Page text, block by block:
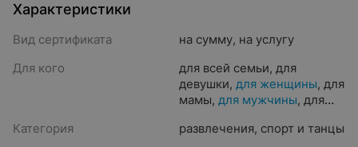
Характеристики
Вид сертификата на сумму, на услугу
Для кого
для всей семьи, для
девушки, для женщины, для
мамы, для мужчины, для
пары
Категория развлечения, спорт и танцы